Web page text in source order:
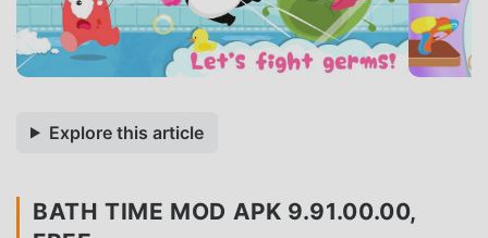
Explore this article
BATH TIME MOD APK 9.91.00.00,